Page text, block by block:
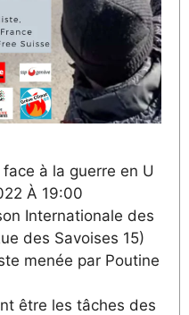
à la guerre en U
À 19:00
Internationale des
des Savoises 15)
menée par Poutine
être les tâches des